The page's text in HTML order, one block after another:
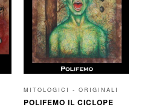
MITOLOGICI - ORIGINALI
POLIFEMO IL CICLOPE